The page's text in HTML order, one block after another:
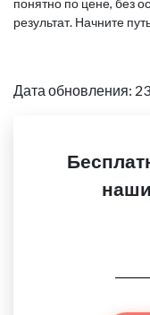
понятно по цене, без
результат. Начните
Дата обновления: